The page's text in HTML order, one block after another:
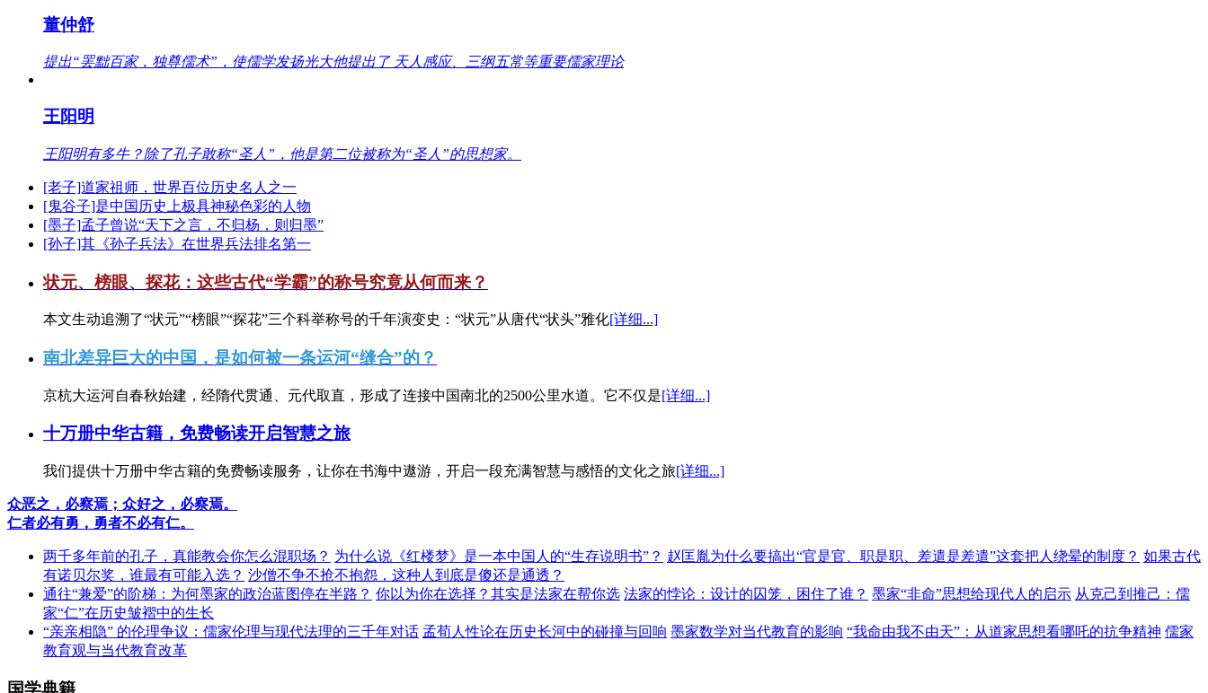
董仲舒
提出“罢黜百家，独尊儒术”，使儒学发扬光大他提出了 天人感应、三纲五常等重要儒家理论
王阳明
王阳明有多牛？除了孔子敢称“圣人”，他是第二位被称为“圣人”的思想家。
[老子]道家祖师，世界百位历史名人之一
[鬼谷子]是中国历史上极具神秘色彩的人物
[墨子]孟子曾说“天下之言，不归杨，则归墨”
[孙子]其《孙子兵法》在世界兵法排名第一
状元、榜眼、探花：这些古代“学霸”的称号究竟从何而来？
本文生动追溯了“状元”“榜眼”“探花”三个科举称号的千年演变史：“状元”从唐代“状头”雅化[详细...]
南北差异巨大的中国，是如何被一条运河“缝合”的？
京杭大运河自春秋始建，经隋代贯通、元代取直，形成了连接中国南北的2500公里水道。它不仅是[详细...]
十万册中华古籍，免费畅读开启智慧之旅
我们提供十万册中华古籍的免费畅读服务，让你在书海中遨游，开启一段充满智慧与感悟的文化之旅[详细...]
众恶之，必察焉；众好之，必察焉。
仁者必有勇，勇者不必有仁。
两千多年前的孔子，真能教会你怎么混职场？ 为什么说《红楼梦》是一本中国人的“生存说明书”？ 赵匡胤为什么要搞出“官是官、职是职、差遣是差遣”这套把人绕晕的制度？ 如果古代
有诺贝尔奖，谁最有可能入选？ 沙僧不争不抢不抱怨，这种人到底是傻还是通透？
通往“兼爱”的阶梯：为何墨家的政治蓝图停在半路？ 你以为你在选择？其实是法家在帮你选 法家的悖论：设计的囚笼，困住了谁？ 墨家“非命”思想给现代人的启示 从克己到推己：儒
家“仁”在历史皱褶中的生长
“亲亲相隐” 的伦理争议：儒家伦理与现代法理的三千年对话 孟荀人性论在历史长河中的碰撞与回响 墨家数学对当代教育的影响 “我命由我不由天”：从道家思想看哪吒的抗争精神 儒家
教育观与当代教育改革
国学典籍